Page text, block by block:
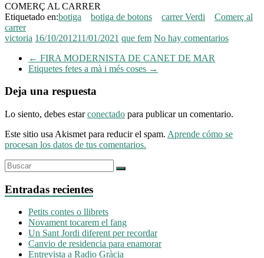
COMERÇ AL CARRER
Etiquetado en:botiga botiga de botons carrer Verdi
Comerç al
carrer
victoria 16/10/201211/01/2021 que fem No hay comentarios
← FIRA MODERNISTA DE CANET DE MAR
Etiquetes fetes a mà i més coses →
Deja una respuesta
Lo siento, debes estarconectado para publicar un comentario.
Este sitio usa Akismet para reducir el spam. Aprende cómo se
procesan los datos de tus comentarios.
Entradas recientes
Petits contes o llibrets
Novament tocarem el fang
Un Sant Jordi diferent per recordar
Canvio de residencia para enamorar
Entrevista a Radio Gràcia